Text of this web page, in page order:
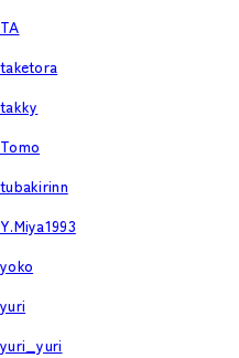
TA
taketora
takky
Tomo
tubakirinn
Y.Miya1993
yoko
yuri
yuri_yuri